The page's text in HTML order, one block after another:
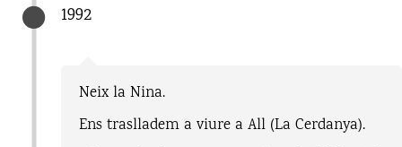
1992
Neix la Nina.
Ens traslladem a viure a All (La Cerdanya).